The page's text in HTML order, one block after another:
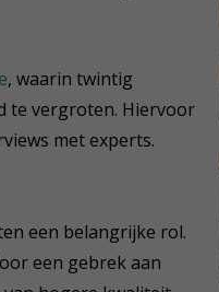
, waarin twintig
te vergroten. Hiervoor
met experts.
een belangrijke rol.
een gebrek aan